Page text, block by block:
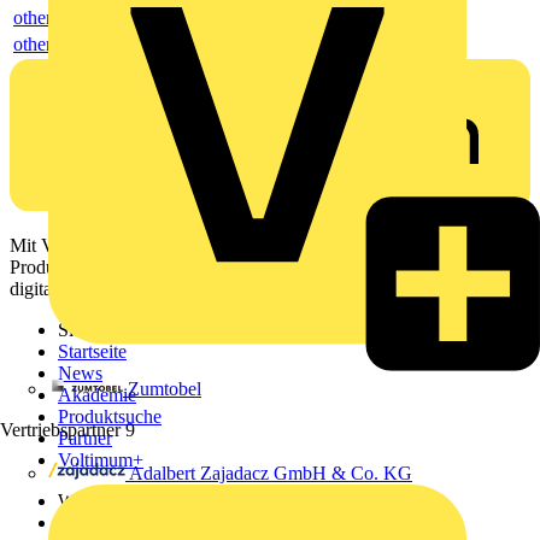
Zumtobel
Vertriebspartner 9
Adalbert Zajadacz GmbH & Co. KG
others
others
Mit Voltimum erhalten Elektrofachkräfte Zugang zu Branchennews,
Produktinformationen, Schulungen und Tools – alles auf einer
digitalen Plattform und Community.
Sitemap
Startseite
News
Akademie
Produktsuche
Partner
Voltimum+
Weitere Links